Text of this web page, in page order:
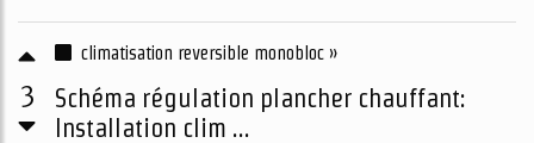
3
climatisation reversible monobloc »
Schéma régulation plancher chauffant:
Installation clim ...